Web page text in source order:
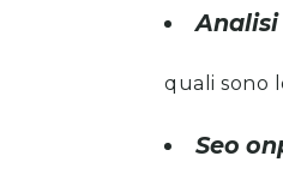
quali sono
Seo